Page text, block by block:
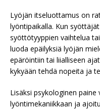
Lyöjän itseluottamus on
lyöntipaikalla. Kun
syöttötyyppien vaihtelua
luoda epäilyksiä lyöjän
epäröintiin tai liialliseen
kykyään tehdä nopeita ja
Lisäksi psykologinen
lyöntimekaniikkaan ja